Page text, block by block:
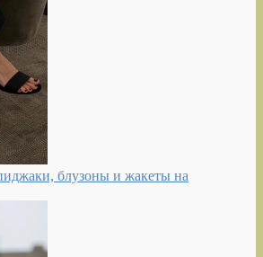
блузоны и жакеты на